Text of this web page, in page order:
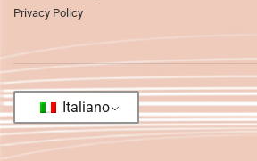
Privacy Policy
Italiano